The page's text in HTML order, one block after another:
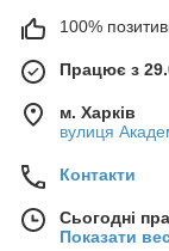
100%
Працює з
м. Харків
вулиця
Контакти
Сьогодні
Показати